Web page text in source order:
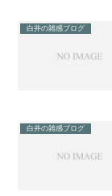
白井の雑感ブログ
白井の雑感ブログ